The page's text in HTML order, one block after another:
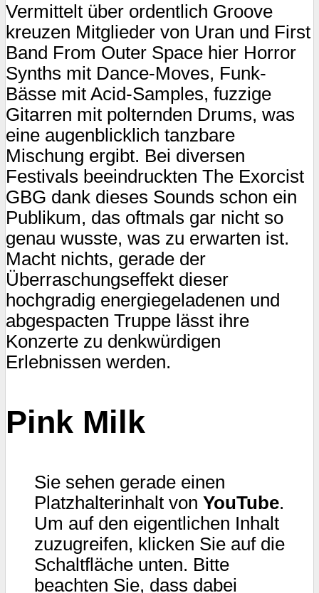
Vermittelt über ordentlich Groove
kreuzen Mitglieder von Uran und First
Band From Outer Space hier Horror
Synths mit Dance-Moves, Funk-
Bässe mit Acid-Samples, fuzzige
Gitarren mit polternden Drums, was
eine augenblicklich tanzbare
Mischung ergibt. Bei diversen
Festivals beeindruckten The Exorcist
GBG dank dieses Sounds schon ein
Publikum, das oftmals gar nicht so
genau wusste, was zu erwarten ist.
Macht nichts, gerade der
Überraschungseffekt dieser
hochgradig energiegeladenen und
abgespacten Truppe lässt ihre
Konzerte zu denkwürdigen
Erlebnissen werden.
Pink Milk
Sie sehen gerade einen
Platzhalterinhalt von YouTube.
Um auf den eigentlichen Inhalt
zuzugreifen, klicken Sie auf die
Schaltfläche unten. Bitte
beachten Sie, dass dabei